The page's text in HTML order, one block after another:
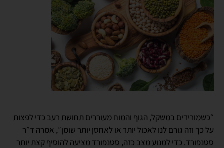
״כשמורידים במשקל, הגוף והמוח מעוררים תחושת רעב כדי לפצות
על כך וזה גורם לנו לאכול יותר או לאחסן יותר שומן״, אמרה ד״ר
סטנפורד. כדי למנוע מצב כזה, סטנפורד מציעה להוסיף קצת יותר